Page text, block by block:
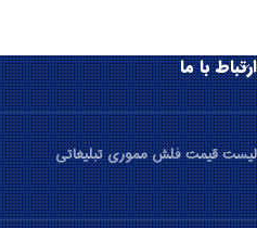
ارتباط با ما
لیست قیمت فلش مموری تبلیغاتی